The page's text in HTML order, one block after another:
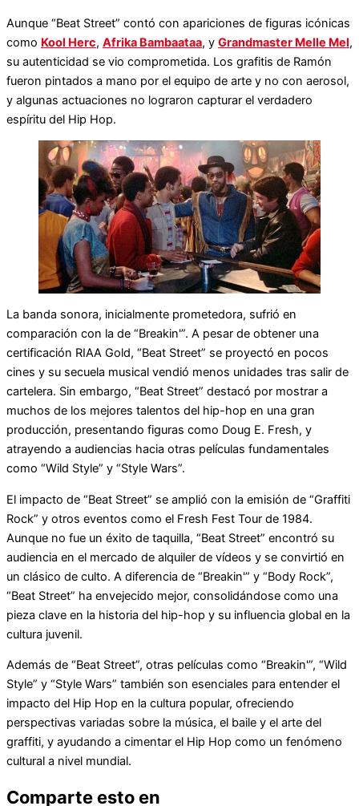
Aunque “Beat Street” contó con apariciones de figuras icónicas
como Kool Herc, Afrika Bambaataa, y Grandmaster Melle Mel,
su autenticidad se vio comprometida. Los grafitis de Ramón
fueron pintados a mano por el equipo de arte y no con aerosol,
y algunas actuaciones no lograron capturar el verdadero
espíritu del Hip Hop.
La banda sonora, inicialmente prometedora, sufrió en
comparación con la de “Breakin'”. A pesar de obtener una
certificación RIAA Gold, “Beat Street” se proyectó en pocos
cines y su secuela musical vendió menos unidades tras salir de
cartelera. Sin embargo, “Beat Street” destacó por mostrar a
muchos de los mejores talentos del hip-hop en una gran
producción, presentando figuras como Doug E. Fresh, y
atrayendo a audiencias hacia otras películas fundamentales
como “Wild Style” y “Style Wars”.
El impacto de “Beat Street” se amplió con la emisión de “Graffiti
Rock” y otros eventos como el Fresh Fest Tour de 1984.
Aunque no fue un éxito de taquilla, “Beat Street” encontró su
audiencia en el mercado de alquiler de vídeos y se convirtió en
un clásico de culto. A diferencia de “Breakin'” y “Body Rock”,
“Beat Street” ha envejecido mejor, consolidándose como una
pieza clave en la historia del hip-hop y su influencia global en la
cultura juvenil.
Además de “Beat Street”, otras películas como “Breakin'”, “Wild
Style” y “Style Wars” también son esenciales para entender el
impacto del Hip Hop en la cultura popular, ofreciendo
perspectivas variadas sobre la música, el baile y el arte del
graffiti, y ayudando a cimentar el Hip Hop como un fenómeno
cultural a nivel mundial.
Comparte esto en